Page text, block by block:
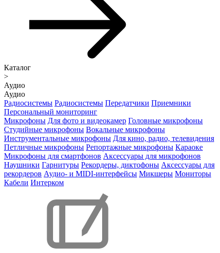
Каталог
>
Аудио
Аудио
Радиосистемы Радиосистемы Передатчики Приемники
Персональный мониторинг
Микрофоны Для фото и видеокамер Головные микрофоны
Студийные микрофоны Вокальные микрофоны
Инструментальные микрофоны Для кино, радио, телевидения
Петличные микрофоны Репортажные микрофоны Караоке
Микрофоны для смартфонов Аксессуары для микрофонов
Наушники Гарнитуры Рекордеры, диктофоны Аксессуары для
рекордеров Аудио- и MIDI-интерфейсы Микшеры Мониторы
Кабели Интерком